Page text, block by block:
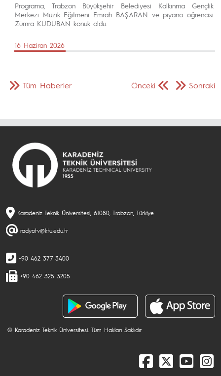
Programa, Trabzon Büyükşehir Belediyesi Kalkınma Gençlik
Merkezi Müzik Eğitmeni Emrah BAŞARAN ve piyano öğrencisi
Zümra KUDUBAN konuk oldu.
16 Haziran 2026
Önceki Sonraki
Tüm Haberler
Karadeniz Teknik Üniversitesi, 61080, Trabzon, Türkiye
radyotv@ktu.edu.tr
+90 462 377 3400
+90 462 325 3205
© Karadeniz Teknik Üniversitesi. Tüm Hakları Saklıdır